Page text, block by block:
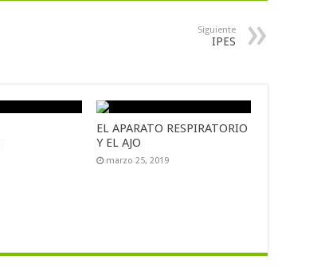
Siguiente
IPES
EL APARATO RESPIRATORIO
Y EL AJO
marzo 25, 2019